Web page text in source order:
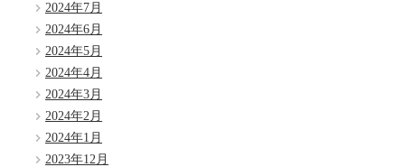
2024年7月
2024年6月
2024年5月
2024年4月
2024年3月
2024年2月
2024年1月
2023年12月